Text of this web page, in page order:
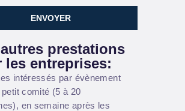
ENVOYER
prestations
les entreprises:
intéressés par évènement
comité (5 à 20
en semaine après les